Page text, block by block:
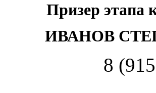
Призер этапа
ИВАНОВ
8